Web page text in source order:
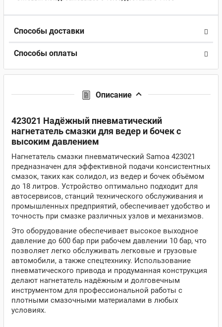
Способы доставки
Способы оплаты
Описание
423021 Надёжный пневматический
нагнетатель смазки для ведер и бочек с
высоким давлением
Нагнетатель смазки пневматический Samoa 423021
предназначен для эффективной подачи консистентных
смазок, таких как солидол, из ведер и бочек объёмом
до 18 литров. Устройство оптимально подходит для
автосервисов, станций технического обслуживания и
промышленных предприятий, обеспечивает удобство и
точность при смазке различных узлов и механизмов.
Это оборудование обеспечивает высокое выходное
давление до 600 бар при рабочем давлении 10 бар, что
позволяет легко обслуживать легковые и грузовые
автомобили, а также спецтехнику. Использование
пневматического привода и продуманная конструкция
делают нагнетатель надёжным и долговечным
инструментом для профессиональной работы с
плотными смазочными материалами в любых
условиях.